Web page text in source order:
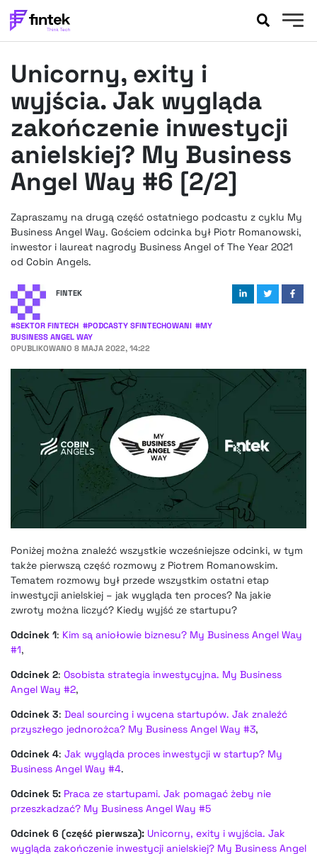
BANKOWOŚĆ
EVENTY
FELIETONY
WYWIADY
LEGAL
PODCASTY
FINTEK EXTRA
OKIEM EKSPERTA
Unicorny, exity i
wyjścia. Jak wygląda
zakończenie inwestycji
anielskiej? My Business
Angel Way #6 [2/2]
Zapraszamy na drugą część ostatniego podcastu z cyklu My
Business Angel Way. Gościem odcinka był Piotr Romanowski,
inwestor i laureat nagrody Business Angel of The Year 2021
od Cobin Angels.
FINTEK
#SEKTOR FINTECH #PODCASTY SFINTECHOWANI #MY
BUSINESS ANGEL WAY
OPUBLIKOWANO 8 MAJA 2022, 14:22
Poniżej można znaleźć wszystkie wcześniejsze odcinki, w tym
także pierwszą część rozmowy z Piotrem Romanowskim.
Tematem rozmowy był przede wszystkim ostatni etap
inwestycji anielskiej – jak wygląda ten proces? Na jakie
zwroty można liczyć? Kiedy wyjść ze startupu?
Odcinek 1: Kim są aniołowie biznesu? My Business Angel Way
#1,
Odcinek 2: Osobista strategia inwestycyjna. My Business
Angel Way #2,
Odcinek 3: Deal sourcing i wycena startupów. Jak znaleźć
przyszłego jednorożca? My Business Angel Way #3,
Odcinek 4: Jak wygląda proces inwestycji w startup? My
Business Angel Way #4.
Odcinek 5: Praca ze startupami. Jak pomagać żeby nie
przeszkadzać? My Business Angel Way #5
Odcinek 6 (część pierwsza): Unicorny, exity i wyjścia. Jak
wygląda zakończenie inwestycji anielskiej? My Business Angel